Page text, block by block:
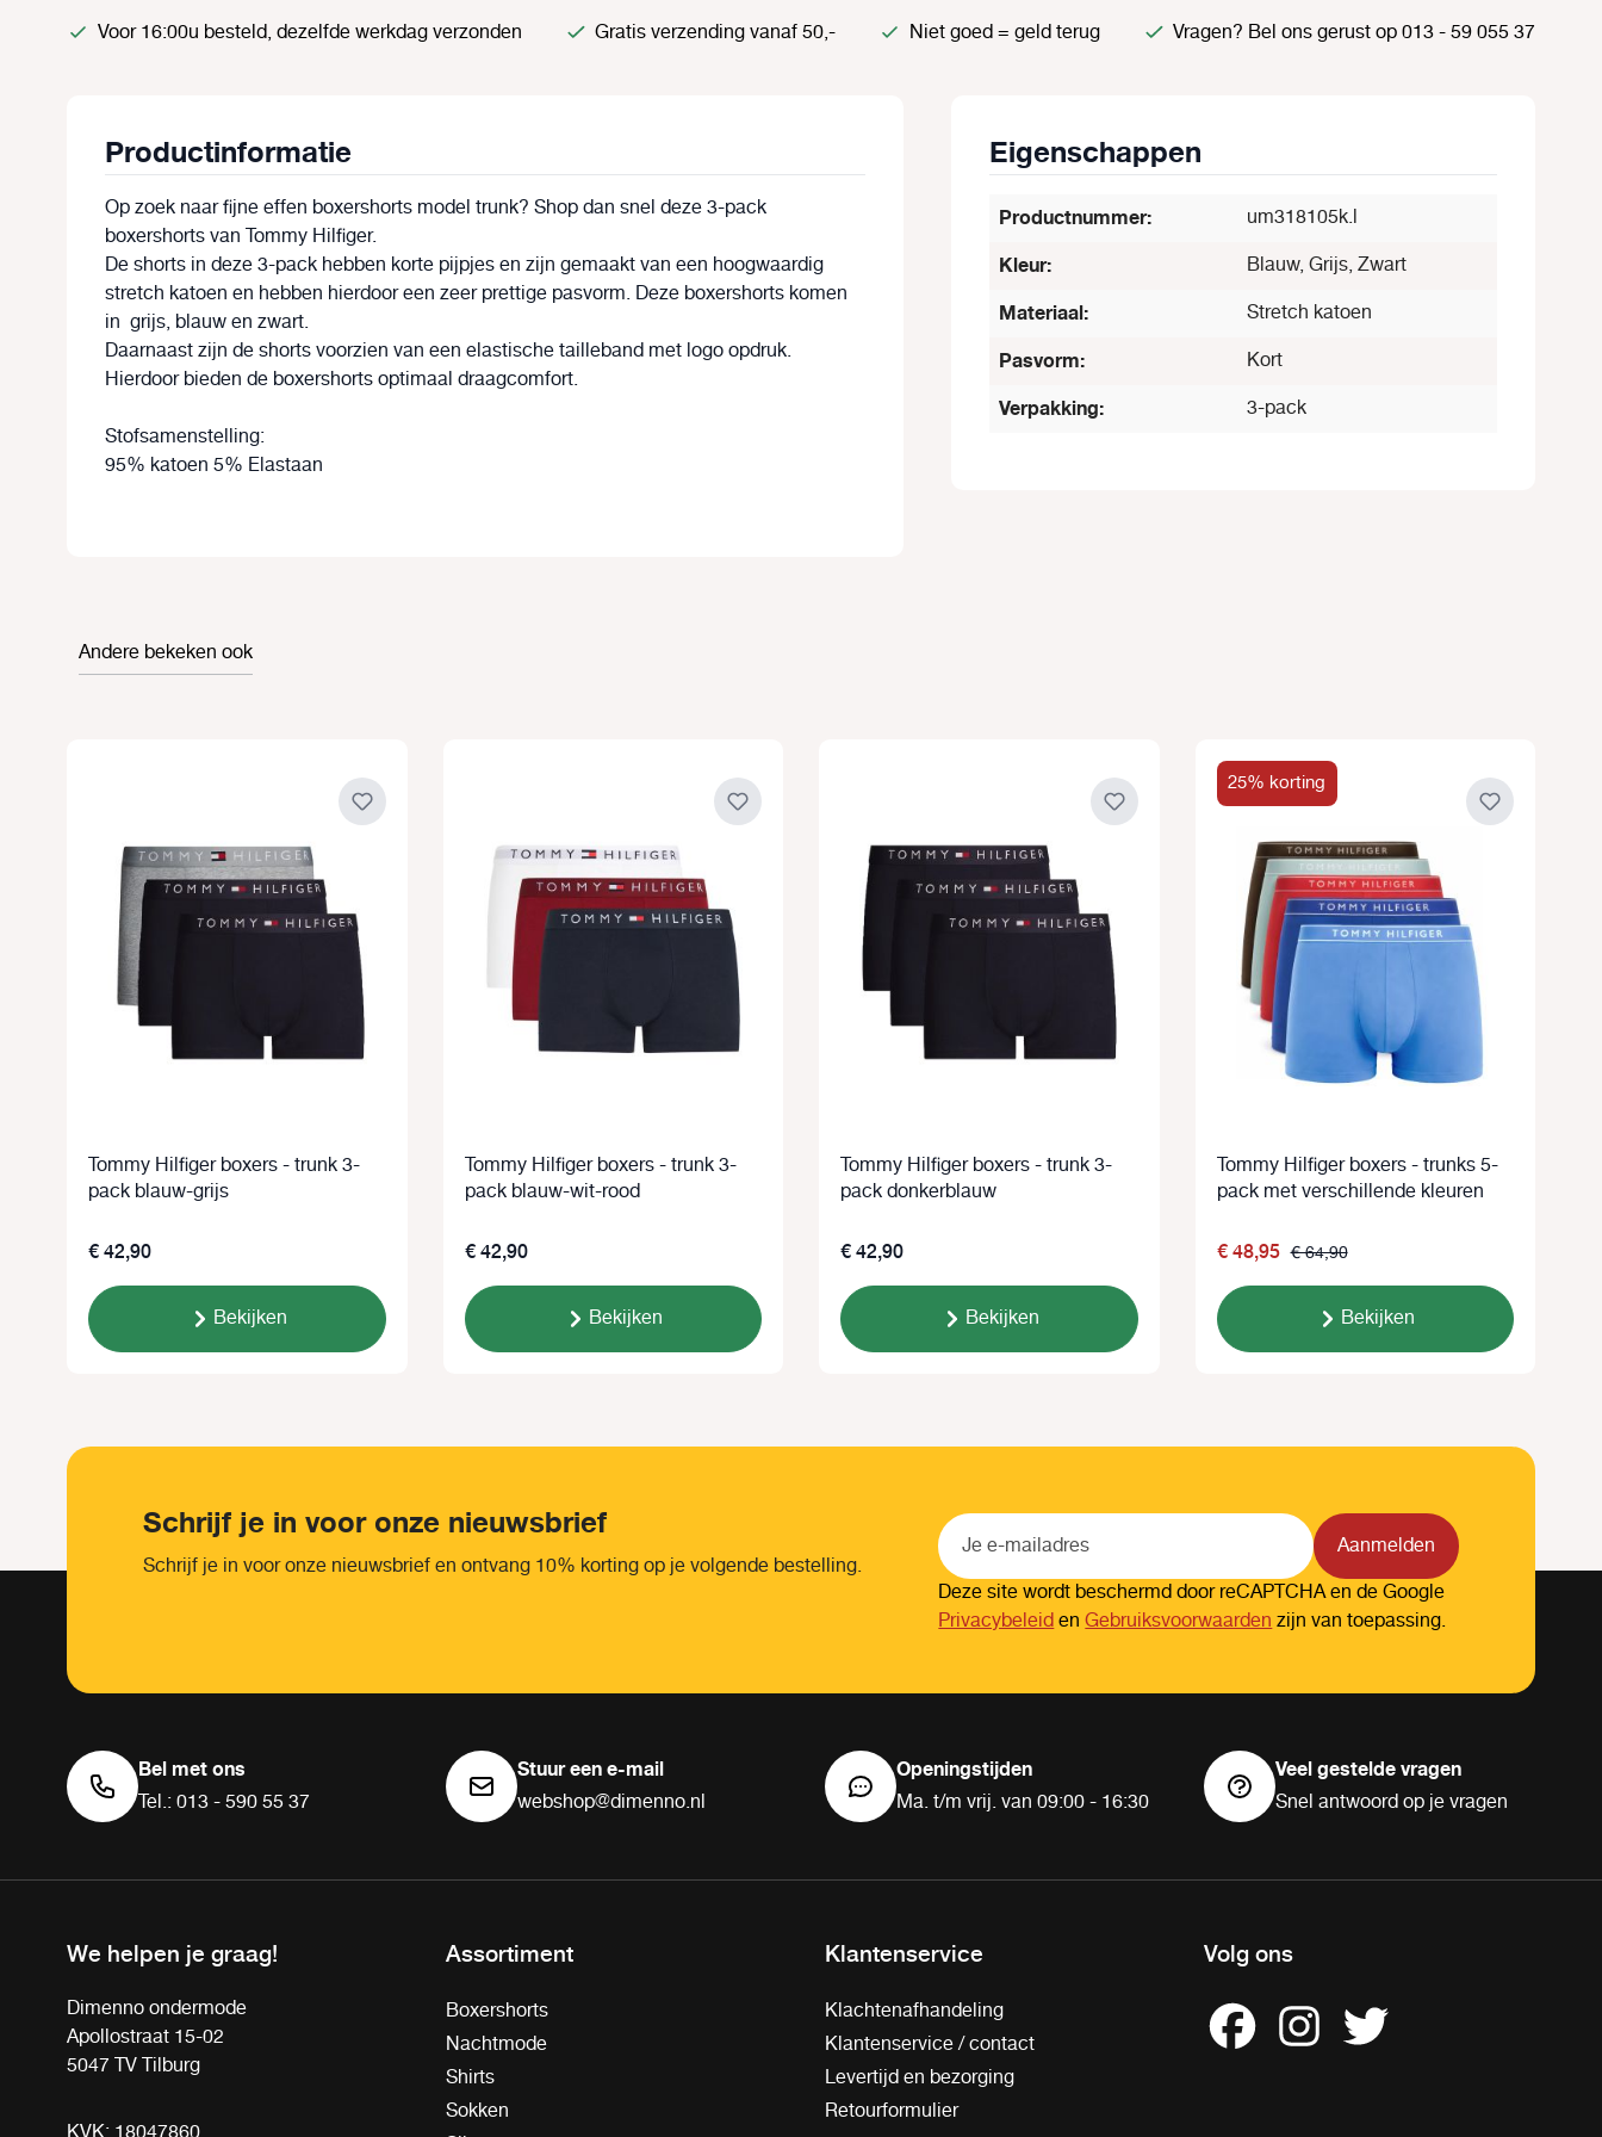
Voor 16:00u besteld, dezelfde werkdag verzonden Gratis verzending vanaf 50,- Niet goed = geld terug Vragen? Bel ons gerust op 013 - 59 055 37
Productinformatie
Op zoek naar fijne effen boxershorts model trunk? Shop dan snel deze 3-pack
boxershorts van Tommy Hilfiger.
De shorts in deze 3-pack hebben korte pijpjes en zijn gemaakt van een hoogwaardig
stretch katoen en hebben hierdoor een zeer prettige pasvorm. Deze boxershorts komen
in grijs, blauw en zwart.
Daarnaast zijn de shorts voorzien van een elastische tailleband met logo opdruk.
Hierdoor bieden de boxershorts optimaal draagcomfort.
Stofsamenstelling:
95% katoen 5% Elastaan
Eigenschappen
Productnummer: um318105k.l
Kleur: Blauw, Grijs, Zwart
Materiaal: Stretch katoen
Pasvorm: Kort
Verpakking: 3-pack
Andere bekeken ook
Tommy Hilfiger boxers - trunk 3-
pack blauw-grijs
€ 42,90
Bekijken
Tommy Hilfiger boxers - trunk 3-
pack blauw-wit-rood
€ 42,90
Bekijken
Tommy Hilfiger boxers - trunk 3-
pack donkerblauw
€ 42,90
Bekijken
25% korting
Tommy Hilfiger boxers - trunks 5-
pack met verschillende kleuren
€ 48,95 € 64,90
Bekijken
Schrijf je in voor onze nieuwsbrief
Schrijf je in voor onze nieuwsbrief en ontvang 10% korting op je volgende bestelling.
Aanmelden
Deze site wordt beschermd door reCAPTCHA en de Google
PrivacybeleidenGebruiksvoorwaardenzijn van toepassing.
Bel met ons
Tel.: 013 - 590 55 37
Stuur een e-mail
webshop@dimenno.nl
Openingstijden
Ma. t/m vrij. van 09:00 - 16:30
Veel gestelde vragen
Snel antwoord op je vragen
We helpen je graag!
Dimenno ondermode
Apollostraat 15-02
5047 TV Tilburg
Assortiment
Boxershorts
Nachtmode
Shirts
Sokken
Klantenservice
Klachtenafhandeling
Klantenservice / contact
Levertijd en bezorging
Retourformulier
Volg ons